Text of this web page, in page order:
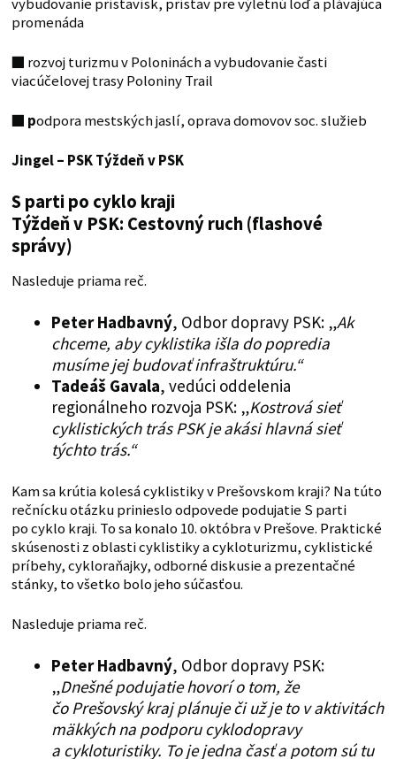
vybudovanie prístavísk, prístav pre výletnú loď a plávajúca
promenáda
■ rozvoj turizmu v Poloninách a vybudovanie časti
viacúčelovej trasy Poloniny Trail
■ podpora mestských jaslí, oprava domovov soc. služieb
Jingel – PSK Týždeň v PSK
S parti po cyklo kraji
Týždeň v PSK: Cestovný ruch (flashové
správy)
Nasleduje priama reč.
Peter Hadbavný, Odbor dopravy PSK: „Ak
chceme, aby cyklistika išla do popredia
musíme jej budovať infraštruktúru.“
Tadeáš Gavala, vedúci oddelenia
regionálneho rozvoja PSK: „Kostrová sieť
cyklistických trás PSK je akási hlavná sieť
týchto trás.“
Kam sa krútia kolesá cyklistiky v Prešovskom kraji? Na túto
rečnícku otázku prinieslo odpovede podujatie S parti
po cyklo kraji. To sa konalo 10. októbra v Prešove. Praktické
skúsenosti z oblasti cyklistiky a cykloturizmu, cyklistické
príbehy, cykloraňajky, odborné diskusie a prezentačné
stánky, to všetko bolo jeho súčasťou.
Nasleduje priama reč.
Peter Hadbavný, Odbor dopravy PSK:
„Dnešné podujatie hovorí o tom, že
čo Prešovský kraj plánuje či už je to v aktivitách
mäkkých na podporu cyklodopravy
a cykloturistiky. To je jedna časť a potom sú tu